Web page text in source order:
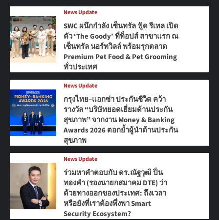
News Update
SWC ผนึกกำลัง เซ็นทรัล ฟู้ด รีเทล เปิด
ตัว ‘The Goody’ ที่ท็อปส์ สาขาแรก ณ
เซ็นทรัล นอร์ทวิลล์ พร้อมรุกตลาด
Premium Pet Food & Pet Grooming
ทั่วประเทศ
News Update
กรุงไทย–แอกซ่า ประกันชีวิต คว้า
รางวัล “บริษัทยอดเยี่ยมด้านประกัน
สุขภาพ” จากงาน Money & Banking
Awards 2026 ตอกย้ำผู้นำด้านประกัน
สุขภาพ
News Update
ร่วมหาคำตอบกับ ดร.ณัฐวุฒิ ปิ่น
ทองคำ (รองนายกสมาคม DTE) ว่า
ด้วยทางออกของประเทศ: ถึงเวลา
หรือยังที่เราต้องพึ่งพา Smart
Security Ecosystem?